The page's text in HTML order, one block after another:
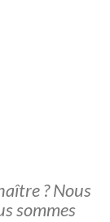
? Nous
sommes